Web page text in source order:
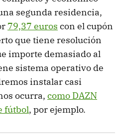
segunda residencia,
79,37 euros con el cupón
que tiene resolución
importe demasiado al
sistema operativo de
instalar casi
ocurra, como DAZN
fútbol, por ejemplo.